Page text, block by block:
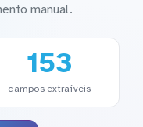
manual.
153
campos extraíveis